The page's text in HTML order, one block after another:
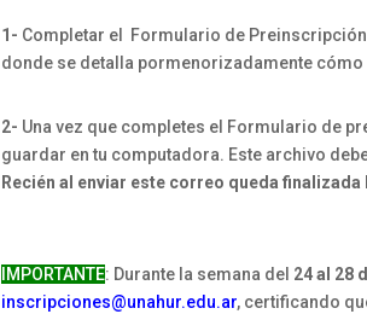
1- Completar el Formulario de
donde se detalla pormenorizadamente
2- Una vez que completes el Formulario de
guardar en tu computadora. Este archivo
Recién al enviar este correo queda
IMPORTANTE: Durante la semana del 24 al 28
inscripciones@unahur.edu.ar, certificando